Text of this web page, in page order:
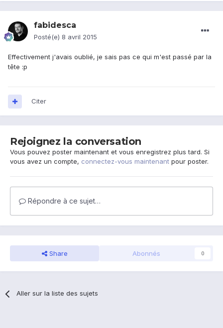
fabidesca
Posté(e) 8 avril 2015
Effectivement j'avais oublié, je sais pas ce qui m'est passé par la
tête :p
Citer
Rejoignez la conversation
Vous pouvez poster maintenant et vous enregistrez plus tard. Si
vous avez un compte, connectez-vous maintenant pour poster.
Répondre à ce sujet…
Share Abonnés 0
Aller sur la liste des sujets